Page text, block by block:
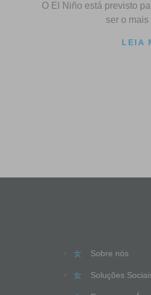
O El Niño está previsto
ser o mais
LEIA
Sobre nós
Soluções